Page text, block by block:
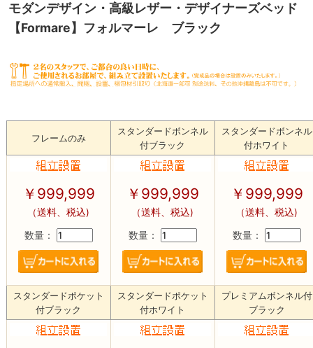
モダンデザイン・高級レザー・デザイナーズベッド
【Formare】フォルマーレ ブラック
フレームのみ
スタンダードボンネル
付ブラック
スタンダードボンネル
付ホワイト
￥ 999,999
（送料、税込)
数量：
￥ 999,999
（送料、税込)
数量：
￥ 999,999
（送料、税込)
数量：
スタンダードポケット
付ブラック
スタンダードポケット
付ホワイト
プレミアムボンネル付
ブラック